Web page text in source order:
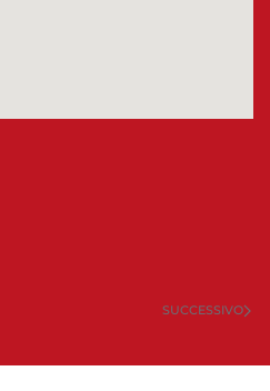
SUCCESSIVO